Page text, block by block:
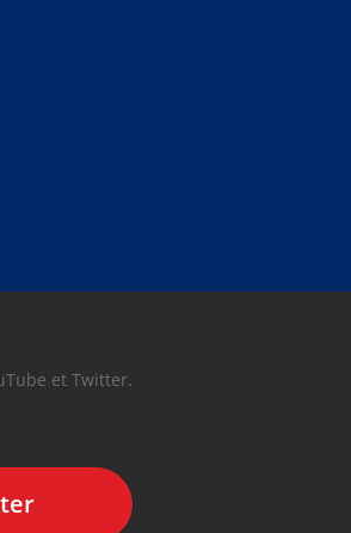
et Twitter.